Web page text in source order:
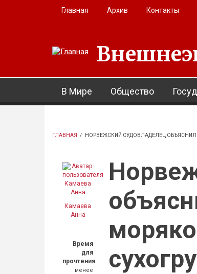
Перейти к основному содержанию
Главная Архив Контакты
В Мире Общество
ГЛАВНАЯ / НОРВЕЖСКИЙ СУДОВЛАДЕЛЕЦ ОБЪЯСНИЛ
Камаева
Анна
Время
для
прочтения
менее